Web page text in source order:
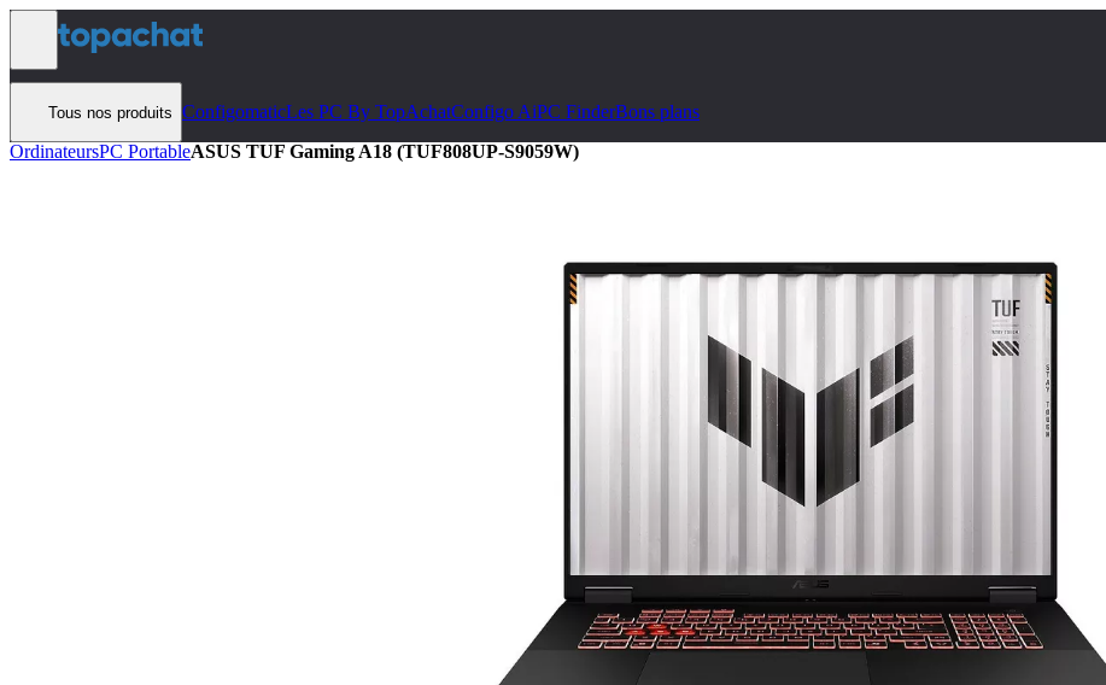
Aller au contenu
Tous nos produits ConfigomaticLes PC By TopAchatConfigo AiPC FinderBons plans
OrdinateursPC PortableASUS TUF Gaming A18 (TUF808UP-S9059W)